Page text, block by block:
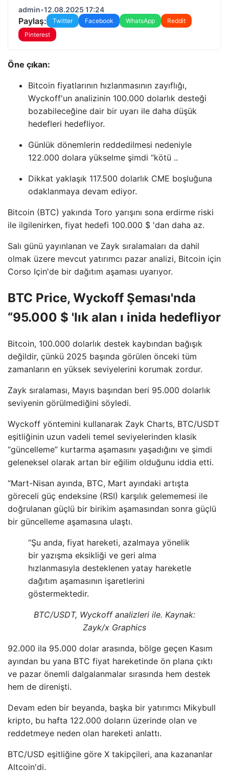
admin•12.08.2025 17:24
Paylaş: Twitter Facebook WhatsApp
Reddit
Pinterest
Öne çıkan:
Bitcoin fiyatlarının hızlanmasının zayıflığı,
Wyckoff'un analizinin 100.000 dolarlık desteği
bozabileceğine dair bir uyarı ile daha düşük
hedefleri hedefliyor.
Günlük dönemlerin reddedilmesi nedeniyle
122.000 dolara yükselme şimdi “kötü ..
Dikkat yaklaşık 117.500 dolarlık CME boşluğuna
odaklanmaya devam ediyor.
Bitcoin (BTC) yakında Toro yarışını sona erdirme riski
ile ilgilenirken, fiyat hedefi 100.000 $ 'dan daha az.
Salı günü yayınlanan ve Zayk sıralamaları da dahil
olmak üzere mevcut yatırımcı pazar analizi, Bitcoin için
Corso Için'de bir dağıtım aşaması uyarıyor.
BTC Price, Wyckoff Şeması'nda
“95.000 $ 'lık alan ı inida hedefliyor
Bitcoin, 100.000 dolarlık destek kaybından bağışık
değildir, çünkü 2025 başında görülen önceki tüm
zamanların en yüksek seviyelerini korumak zordur.
Zayk sıralaması, Mayıs başından beri 95.000 dolarlık
seviyenin görülmediğini söyledi.
Wyckoff yöntemini kullanarak Zayk Charts, BTC/USDT
eşitliğinin uzun vadeli temel seviyelerinden klasik
“güncelleme” kurtarma aşamasını yaşadığını ve şimdi
geleneksel olarak artan bir eğilim olduğunu iddia etti.
“Mart-Nisan ayında, BTC, Mart ayındaki artışta
göreceli güç endeksine (RSI) karşılık gelememesi ile
doğrulanan güçlü bir birikim aşamasından sonra güçlü
bir güncelleme aşamasına ulaştı.
“Şu anda, fiyat hareketi, azalmaya yönelik
bir yazışma eksikliği ve geri alma
hızlanmasıyla desteklenen yatay hareketle
dağıtım aşamasının işaretlerini
göstermektedir.
BTC/USDT, Wyckoff analizleri ile. Kaynak:
Zayk/x Graphics
92.000 ila 95.000 dolar arasında, bölge geçen Kasım
ayından bu yana BTC fiyat hareketinde ön plana çıktı
ve pazar önemli dalgalanmalar sırasında hem destek
hem de direnişti.
Devam eden bir beyanda, başka bir yatırımcı Mikybull
kripto, bu hafta 122.000 doların üzerinde olan ve
reddetmeye neden olan hareketi anlattı.
BTC/USD eşitliğine göre X takipçileri, ana kazananlar
Altcoin'di.